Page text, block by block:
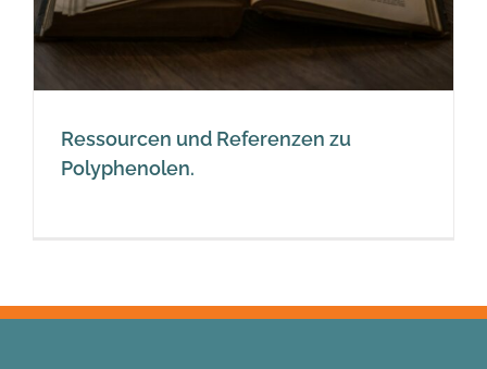
Ressourcen und Referenzen zu
Polyphenolen.